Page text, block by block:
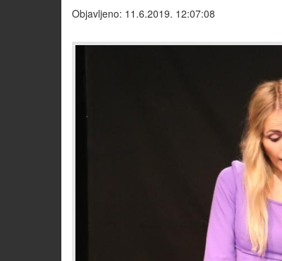
Objavljeno: 11.6.2019. 12:07:08